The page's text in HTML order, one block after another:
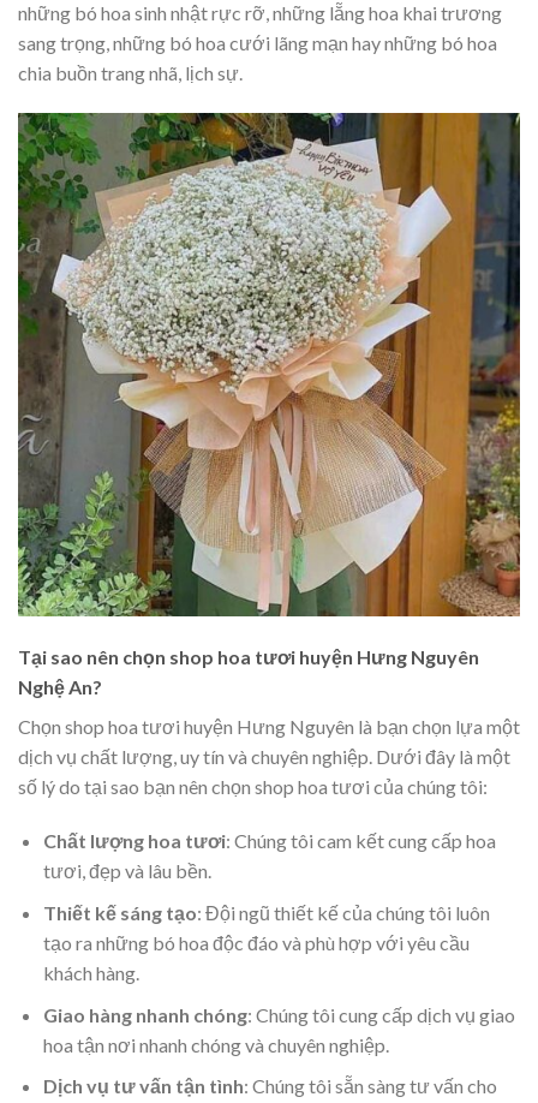
những bó hoa sinh nhật rực rỡ, những lẵng hoa khai trương
sang trọng, những bó hoa cưới lãng mạn hay những bó hoa
chia buồn trang nhã, lịch sự.
Tại sao nên chọn shop hoa tươi huyện Hưng Nguyên
Nghệ An?
Chọn shop hoa tươi huyện Hưng Nguyên là bạn chọn lựa một
dịch vụ chất lượng, uy tín và chuyên nghiệp. Dưới đây là một
số lý do tại sao bạn nên chọn shop hoa tươi của chúng tôi:
Chất lượng hoa tươi: Chúng tôi cam kết cung cấp hoa
tươi, đẹp và lâu bền.
Thiết kế sáng tạo: Đội ngũ thiết kế của chúng tôi luôn
tạo ra những bó hoa độc đáo và phù hợp với yêu cầu
khách hàng.
Giao hàng nhanh chóng: Chúng tôi cung cấp dịch vụ giao
hoa tận nơi nhanh chóng và chuyên nghiệp.
Dịch vụ tư vấn tận tình: Chúng tôi sẵn sàng tư vấn cho